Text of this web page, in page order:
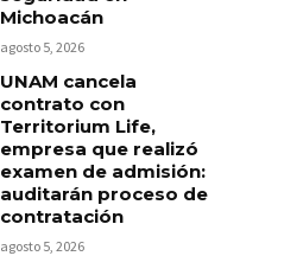
Michoacán
agosto 5, 2026
UNAM cancela
contrato con
Territorium Life,
empresa que realizó
examen de admisión:
auditarán proceso de
contratación
agosto 5, 2026